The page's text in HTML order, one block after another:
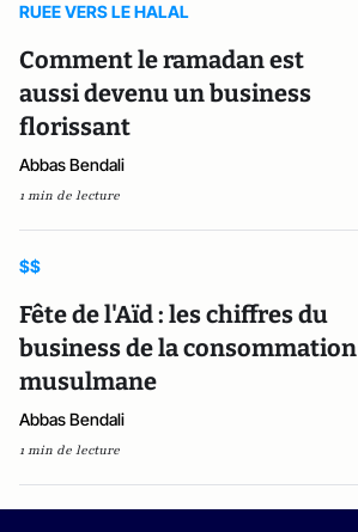
RUEE VERS LE HALAL
Comment le ramadan est
aussi devenu un business
florissant
Abbas Bendali
1 min de lecture
$$
Fête de l'Aïd : les chiffres du
business de la consommation
musulmane
Abbas Bendali
1 min de lecture